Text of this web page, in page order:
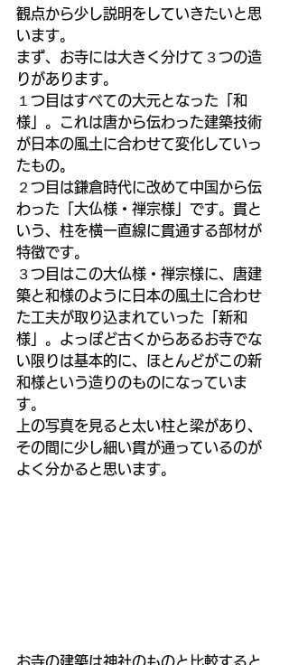
観点から少し説明をしていきたいと思
います。
まず、お寺には大きく分けて３つの造
りがあります。
１つ目はすべての大元となった「和
様」。これは唐から伝わった建築技術
が日本の風土に合わせて変化していっ
たもの。
２つ目は鎌倉時代に改めて中国から伝
わった「大仏様・禅宗様」です。貫と
いう、柱を横一直線に貫通する部材が
特徴です。
３つ目はこの大仏様・禅宗様に、唐建
築と和様のように日本の風土に合わせ
た工夫が取り込まれていった「新和
様」。よっぽど古くからあるお寺でな
い限りは基本的に、ほとんどがこの新
和様という造りのものになっていま
す。
上の写真を見ると太い柱と梁があり、
その間に少し細い貫が通っているのが
よく分かると思います。
お寺の建築は神社のものと比較すると